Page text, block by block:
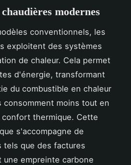
modernes
conventionnels, les
exploitent des systèmes
de chaleur. Cela permet
d'énergie, transformant
du combustible en chaleur
consomment moins tout en
thermique. Cette
s'accompagne de
tels que des factures
empreinte carbone